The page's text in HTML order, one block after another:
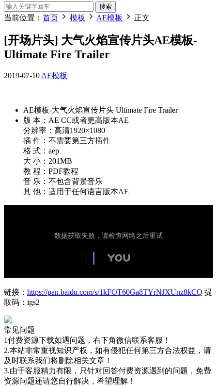
搜索
当前位置： 首页 模板 AE模板 正文
[开场片头] 大气火焰宣传片头AE模板-
Ultimate Fire Trailer
2019-07-10 AE模板
AE模板-大气火焰宣传片头 Ultimate Fire Trailer
版 本：AE CC或者更高版本AE
分辨率：高清1920×1080
插 件：不需要第三方插件
格 式：aep
大 小：201MB
教 程：PDF教程
音 乐：不包含背景音乐
其 他：适用于任何语言版本AE
链接： https://pan.baidu.com/s/1kFOT60Ga8TYrNJXUnz8kCQ 提
取码：igs2
常见问题
1付费资源下载如遇问题，右下角微信联系客服！
2.本站非常重视知识产权，如有侵犯任何第三方合法权益，请
及时联系我们将删除相关文章！
3.由于客服精力有限，只针对回答付费资源遇到的问题，免费
资源问题还请您自行解决，希望理解！